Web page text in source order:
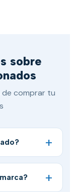
sobre
de comprar tu